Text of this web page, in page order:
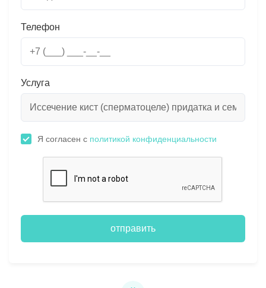
Телефон
Услуга
Я согласен с политикой конфиденциальности
отправить